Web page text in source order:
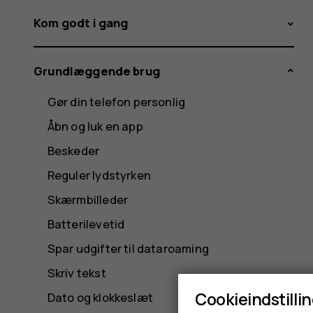
Kom godt i gang
Grundlæggende brug
Gør din telefon personlig
Åbn og luk en app
Beskeder
Reguler lydstyrken
Skærmbilleder
Batterilevetid
Spar udgifter til dataroaming
Skriv tekst
Dato og klokkeslæt